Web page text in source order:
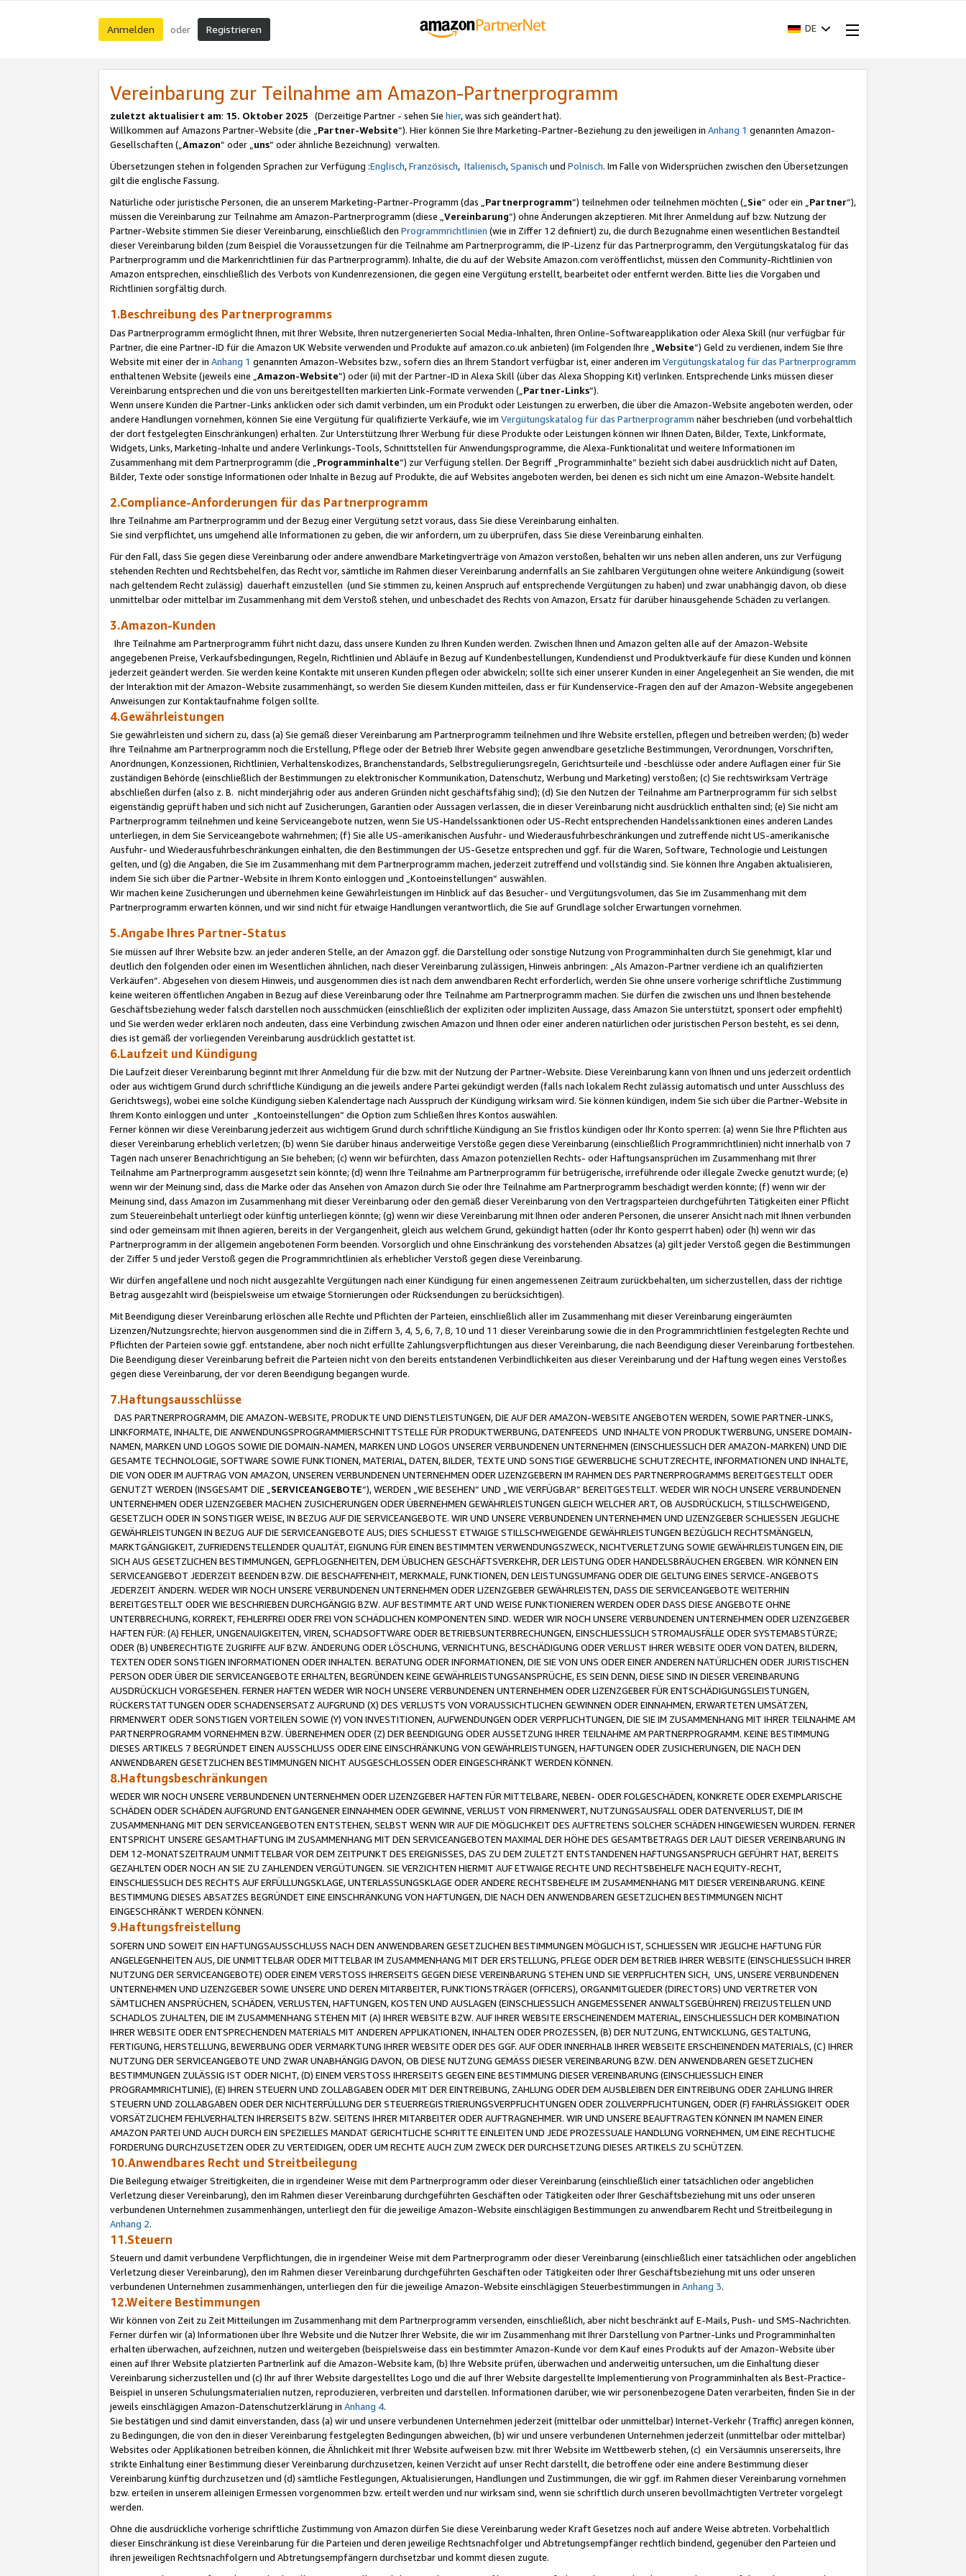
Anmelden oder Registrieren DE
Vereinbarung zur Teilnahme am Amazon-Partnerprogramm
zuletzt aktualisiert am: 15. Oktober 2025 (Derzeitige Partner - sehen Sie hier, was sich geändert hat).
Willkommen auf Amazons Partner-Website (die „Partner-Website“). Hier können Sie Ihre Marketing-Partner-Beziehung zu den jeweiligen in Anhang 1 genannten Amazon-
Gesellschaften („Amazon“ oder „uns“ oder ähnliche Bezeichnung) verwalten.
Übersetzungen stehen in folgenden Sprachen zur Verfügung :Englisch,Französisch, Italienisch,Spanisch und Polnisch. Im Falle von Widersprüchen zwischen den Übersetzungen
gilt die englische Fassung.
Natürliche oder juristische Personen, die an unserem Marketing-Partner-Programm (das „Partnerprogramm“) teilnehmen oder teilnehmen möchten („Sie“ oder ein „Partner“),
müssen die Vereinbarung zur Teilnahme am Amazon-Partnerprogramm (diese „Vereinbarung“) ohne Änderungen akzeptieren. Mit Ihrer Anmeldung auf bzw. Nutzung der
Partner-Website stimmen Sie dieser Vereinbarung, einschließlich den Programmrichtlinien (wie in Ziffer 12 definiert) zu, die durch Bezugnahme einen wesentlichen Bestandteil
dieser Vereinbarung bilden (zum Beispiel die Voraussetzungen für die Teilnahme am Partnerprogramm, die IP-Lizenz für das Partnerprogramm, den Vergütungskatalog für das
Partnerprogramm und die Markenrichtlinien für das Partnerprogramm). Inhalte, die du auf der Website Amazon.com veröffentlichst, müssen den Community-Richtlinien von
Amazon entsprechen, einschließlich des Verbots von Kundenrezensionen, die gegen eine Vergütung erstellt, bearbeitet oder entfernt werden. Bitte lies die Vorgaben und
Richtlinien sorgfältig durch.
1.Beschreibung des Partnerprogramms
Das Partnerprogramm ermöglicht Ihnen, mit Ihrer Website, Ihren nutzergenerierten Social Media-Inhalten, Ihren Online-Softwareapplikation oder Alexa Skill (nur verfügbar für
Partner, die eine Partner-ID für die Amazon UK Website verwenden und Produkte auf amazon.co.uk anbieten) (im Folgenden Ihre „ Website“) Geld zu verdienen, indem Sie Ihre
Website mit einer der in Anhang 1 genannten Amazon-Websites bzw., sofern dies an Ihrem Standort verfügbar ist, einer anderen im Vergütungskatalog für das Partnerprogramm
enthaltenen Website (jeweils eine „ Amazon-Website“) oder (ii) mit der Partner-ID in Alexa Skill (über das Alexa Shopping Kit) verlinken. Entsprechende Links müssen dieser
Vereinbarung entsprechen und die von uns bereitgestellten markierten Link-Formate verwenden („ Partner-Links“).
Wenn unsere Kunden die Partner-Links anklicken oder sich damit verbinden, um ein Produkt oder Leistungen zu erwerben, die über die Amazon-Website angeboten werden, oder
andere Handlungen vornehmen, können Sie eine Vergütung für qualifizierte Verkäufe, wie im Vergütungskatalog für das Partnerprogramm näher beschrieben (und vorbehaltlich
der dort festgelegten Einschränkungen) erhalten. Zur Unterstützung Ihrer Werbung für diese Produkte oder Leistungen können wir Ihnen Daten, Bilder, Texte, Linkformate,
Widgets, Links, Marketing-Inhalte und andere Verlinkungs-Tools, Schnittstellen für Anwendungsprogramme, die Alexa-Funktionalität und weitere Informationen im
Zusammenhang mit dem Partnerprogramm (die „ Programminhalte“) zur Verfügung stellen. Der Begriff „Programminhalte“ bezieht sich dabei ausdrücklich nicht auf Daten,
Bilder, Texte oder sonstige Informationen oder Inhalte in Bezug auf Produkte, die auf Websites angeboten werden, bei denen es sich nicht um eine Amazon-Website handelt.
2.Compliance-Anforderungen für das Partnerprogramm
Ihre Teilnahme am Partnerprogramm und der Bezug einer Vergütung setzt voraus, dass Sie diese Vereinbarung einhalten.
Sie sind verpflichtet, uns umgehend alle Informationen zu geben, die wir anfordern, um zu überprüfen, dass Sie diese Vereinbarung einhalten.
Für den Fall, dass Sie gegen diese Vereinbarung oder andere anwendbare Marketingverträge von Amazon verstoßen, behalten wir uns neben allen anderen, uns zur Verfügung
stehenden Rechten und Rechtsbehelfen, das Recht vor, sämtliche im Rahmen dieser Vereinbarung andernfalls an Sie zahlbaren Vergütungen ohne weitere Ankündigung (soweit
nach geltendem Recht zulässig) dauerhaft einzustellen (und Sie stimmen zu, keinen Anspruch auf entsprechende Vergütungen zu haben) und zwar unabhängig davon, ob diese
unmittelbar oder mittelbar im Zusammenhang mit dem Verstoß stehen, und unbeschadet des Rechts von Amazon, Ersatz für darüber hinausgehende Schäden zu verlangen.
3.Amazon-Kunden
Ihre Teilnahme am Partnerprogramm führt nicht dazu, dass unsere Kunden zu Ihren Kunden werden. Zwischen Ihnen und Amazon gelten alle auf der Amazon-Website
angegebenen Preise, Verkaufsbedingungen, Regeln, Richtlinien und Abläufe in Bezug auf Kundenbestellungen, Kundendienst und Produktverkäufe für diese Kunden und können
jederzeit geändert werden. Sie werden keine Kontakte mit unseren Kunden pflegen oder abwickeln; sollte sich einer unserer Kunden in einer Angelegenheit an Sie wenden, die mit
der Interaktion mit der Amazon-Website zusammenhängt, so werden Sie diesem Kunden mitteilen, dass er für Kundenservice-Fragen den auf der Amazon-Website angegebenen
Anweisungen zur Kontaktaufnahme folgen sollte.
4.Gewährleistungen
Sie gewährleisten und sichern zu, dass (a) Sie gemäß dieser Vereinbarung am Partnerprogramm teilnehmen und Ihre Website erstellen, pflegen und betreiben werden; (b) weder
Ihre Teilnahme am Partnerprogramm noch die Erstellung, Pflege oder der Betrieb Ihrer Website gegen anwendbare gesetzliche Bestimmungen, Verordnungen, Vorschriften,
Anordnungen, Konzessionen, Richtlinien, Verhaltenskodizes, Branchenstandards, Selbstregulierungsregeln, Gerichtsurteile und -beschlüsse oder andere Auflagen einer für Sie
zuständigen Behörde (einschließlich der Bestimmungen zu elektronischer Kommunikation, Datenschutz, Werbung und Marketing) verstoßen; (c) Sie rechtswirksam Verträge
abschließen dürfen (also z. B. nicht minderjährig oder aus anderen Gründen nicht geschäftsfähig sind); (d) Sie den Nutzen der Teilnahme am Partnerprogramm für sich selbst
eigenständig geprüft haben und sich nicht auf Zusicherungen, Garantien oder Aussagen verlassen, die in dieser Vereinbarung nicht ausdrücklich enthalten sind; (e) Sie nicht am
Partnerprogramm teilnehmen und keine Serviceangebote nutzen, wenn Sie US-Handelssanktionen oder US-Recht entsprechenden Handelssanktionen eines anderen Landes
unterliegen, in dem Sie Serviceangebote wahrnehmen; (f) Sie alle US-amerikanischen Ausfuhr- und Wiederausfuhrbeschränkungen und zutreffende nicht US-amerikanische
Ausfuhr- und Wiederausfuhrbeschränkungen einhalten, die den Bestimmungen der US-Gesetze entsprechen und ggf. für die Waren, Software, Technologie und Leistungen
gelten, und (g) die Angaben, die Sie im Zusammenhang mit dem Partnerprogramm machen, jederzeit zutreffend und vollständig sind. Sie können Ihre Angaben aktualisieren,
indem Sie sich über die Partner-Website in Ihrem Konto einloggen und „Kontoeinstellungen“ auswählen.
Wir machen keine Zusicherungen und übernehmen keine Gewährleistungen im Hinblick auf das Besucher- und Vergütungsvolumen, das Sie im Zusammenhang mit dem
Partnerprogramm erwarten können, und wir sind nicht für etwaige Handlungen verantwortlich, die Sie auf Grundlage solcher Erwartungen vornehmen.
5.Angabe Ihres Partner-Status
Sie müssen auf Ihrer Website bzw. an jeder anderen Stelle, an der Amazon ggf. die Darstellung oder sonstige Nutzung von Programminhalten durch Sie genehmigt, klar und
deutlich den folgenden oder einen im Wesentlichen ähnlichen, nach dieser Vereinbarung zulässigen, Hinweis anbringen: „Als Amazon-Partner verdiene ich an qualifizierten
Verkäufen“. Abgesehen von diesem Hinweis, und ausgenommen dies ist nach dem anwendbaren Recht erforderlich, werden Sie ohne unsere vorherige schriftliche Zustimmung
keine weiteren öffentlichen Angaben in Bezug auf diese Vereinbarung oder Ihre Teilnahme am Partnerprogramm machen. Sie dürfen die zwischen uns und Ihnen bestehende
Geschäftsbeziehung weder falsch darstellen noch ausschmücken (einschließlich der expliziten oder impliziten Aussage, dass Amazon Sie unterstützt, sponsert oder empfiehlt)
und Sie werden weder erklären noch andeuten, dass eine Verbindung zwischen Amazon und Ihnen oder einer anderen natürlichen oder juristischen Person besteht, es sei denn,
dies ist gemäß der vorliegenden Vereinbarung ausdrücklich gestattet ist.
6.Laufzeit und Kündigung
Die Laufzeit dieser Vereinbarung beginnt mit Ihrer Anmeldung für die bzw. mit der Nutzung der Partner-Website. Diese Vereinbarung kann von Ihnen und uns jederzeit ordentlich
oder aus wichtigem Grund durch schriftliche Kündigung an die jeweils andere Partei gekündigt werden (falls nach lokalem Recht zulässig automatisch und unter Ausschluss des
Gerichtswegs), wobei eine solche Kündigung sieben Kalendertage nach Ausspruch der Kündigung wirksam wird. Sie können kündigen, indem Sie sich über die Partner-Website in
Ihrem Konto einloggen und unter „Kontoeinstellungen“ die Option zum Schließen Ihres Kontos auswählen.
Ferner können wir diese Vereinbarung jederzeit aus wichtigem Grund durch schriftliche Kündigung an Sie fristlos kündigen oder Ihr Konto sperren: (a) wenn Sie Ihre Pflichten aus
dieser Vereinbarung erheblich verletzen; (b) wenn Sie darüber hinaus anderweitige Verstöße gegen diese Vereinbarung (einschließlich Programmrichtlinien) nicht innerhalb von 7
Tagen nach unserer Benachrichtigung an Sie beheben; (c) wenn wir befürchten, dass Amazon potenziellen Rechts- oder Haftungsansprüchen im Zusammenhang mit Ihrer
Teilnahme am Partnerprogramm ausgesetzt sein könnte; (d) wenn Ihre Teilnahme am Partnerprogramm für betrügerische, irreführende oder illegale Zwecke genutzt wurde; (e)
wenn wir der Meinung sind, dass die Marke oder das Ansehen von Amazon durch Sie oder Ihre Teilnahme am Partnerprogramm beschädigt werden könnte; (f) wenn wir der
Meinung sind, dass Amazon im Zusammenhang mit dieser Vereinbarung oder den gemäß dieser Vereinbarung von den Vertragsparteien durchgeführten Tätigkeiten einer Pflicht
zum Steuereinbehalt unterliegt oder künftig unterliegen könnte; (g) wenn wir diese Vereinbarung mit Ihnen oder anderen Personen, die unserer Ansicht nach mit Ihnen verbunden
sind oder gemeinsam mit Ihnen agieren, bereits in der Vergangenheit, gleich aus welchem Grund, gekündigt hatten (oder Ihr Konto gesperrt haben) oder (h) wenn wir das
Partnerprogramm in der allgemein angebotenen Form beenden. Vorsorglich und ohne Einschränkung des vorstehenden Absatzes (a) gilt jeder Verstoß gegen die Bestimmungen
der Ziffer 5 und jeder Verstoß gegen die Programmrichtlinien als erheblicher Verstoß gegen diese Vereinbarung.
Wir dürfen angefallene und noch nicht ausgezahlte Vergütungen nach einer Kündigung für einen angemessenen Zeitraum zurückbehalten, um sicherzustellen, dass der richtige
Betrag ausgezahlt wird (beispielsweise um etwaige Stornierungen oder Rücksendungen zu berücksichtigen).
Mit Beendigung dieser Vereinbarung erlöschen alle Rechte und Pflichten der Parteien, einschließlich aller im Zusammenhang mit dieser Vereinbarung eingeräumten
Lizenzen/Nutzungsrechte; hiervon ausgenommen sind die in Ziffern 3, 4, 5, 6, 7, 8, 10 und 11 dieser Vereinbarung sowie die in den Programmrichtlinien festgelegten Rechte und
Pflichten der Parteien sowie ggf. entstandene, aber noch nicht erfüllte Zahlungsverpflichtungen aus dieser Vereinbarung, die nach Beendigung dieser Vereinbarung fortbestehen.
Die Beendigung dieser Vereinbarung befreit die Parteien nicht von den bereits entstandenen Verbindlichkeiten aus dieser Vereinbarung und der Haftung wegen eines Verstoßes
gegen diese Vereinbarung, der vor deren Beendigung begangen wurde.
7.Haftungsausschlüsse
DAS PARTNERPROGRAMM, DIE AMAZON-WEBSITE, PRODUKTE UND DIENSTLEISTUNGEN, DIE AUF DER AMAZON-WEBSITE ANGEBOTEN WERDEN, SOWIE PARTNER-LINKS,
LINKFORMATE, INHALTE, DIE ANWENDUNGSPROGRAMMIERSCHNITTSTELLE FÜR PRODUKTWERBUNG, DATENFEEDS UND INHALTE VON PRODUKTWERBUNG, UNSERE DOMAIN-
NAMEN, MARKEN UND LOGOS SOWIE DIE DOMAIN-NAMEN, MARKEN UND LOGOS UNSERER VERBUNDENEN UNTERNEHMEN (EINSCHLIESSLICH DER AMAZON-MARKEN) UND DIE
GESAMTE TECHNOLOGIE, SOFTWARE SOWIE FUNKTIONEN, MATERIAL, DATEN, BILDER, TEXTE UND SONSTIGE GEWERBLICHE SCHUTZRECHTE, INFORMATIONEN UND INHALTE,
DIE VON ODER IM AUFTRAG VON AMAZON, UNSEREN VERBUNDENEN UNTERNEHMEN ODER LIZENZGEBERN IM RAHMEN DES PARTNERPROGRAMMS BEREITGESTELLT ODER
GENUTZT WERDEN (INSGESAMT DIE „ SERVICEANGEBOTE“), WERDEN „WIE BESEHEN“ UND „WIE VERFÜGBAR“ BEREITGESTELLT. WEDER WIR NOCH UNSERE VERBUNDENEN
UNTERNEHMEN ODER LIZENZGEBER MACHEN ZUSICHERUNGEN ODER ÜBERNEHMEN GEWÄHRLEISTUNGEN GLEICH WELCHER ART, OB AUSDRÜCKLICH, STILLSCHWEIGEND,
GESETZLICH ODER IN SONSTIGER WEISE, IN BEZUG AUF DIE SERVICEANGEBOTE. WIR UND UNSERE VERBUNDENEN UNTERNEHMEN UND LIZENZGEBER SCHLIESSEN JEGLICHE
GEWÄHRLEISTUNGEN IN BEZUG AUF DIE SERVICEANGEBOTE AUS; DIES SCHLIESST ETWAIGE STILLSCHWEIGENDE GEWÄHRLEISTUNGEN BEZÜGLICH RECHTSMÄNGELN,
MARKTGÄNGIGKEIT, ZUFRIEDENSTELLENDER QUALITÄT, EIGNUNG FÜR EINEN BESTIMMTEN VERWENDUNGSZWECK, NICHTVERLETZUNG SOWIE GEWÄHRLEISTUNGEN EIN, DIE
SICH AUS GESETZLICHEN BESTIMMUNGEN, GEPFLOGENHEITEN, DEM ÜBLICHEN GESCHÄFTSVERKEHR, DER LEISTUNG ODER HANDELSBRÄUCHEN ERGEBEN. WIR KÖNNEN EIN
SERVICEANGEBOT JEDERZEIT BEENDEN BZW. DIE BESCHAFFENHEIT, MERKMALE, FUNKTIONEN, DEN LEISTUNGSUMFANG ODER DIE GELTUNG EINES SERVICE-ANGEBOTS
JEDERZEIT ÄNDERN. WEDER WIR NOCH UNSERE VERBUNDENEN UNTERNEHMEN ODER LIZENZGEBER GEWÄHRLEISTEN, DASS DIE SERVICEANGEBOTE WEITERHIN
BEREITGESTELLT ODER WIE BESCHRIEBEN DURCHGÄNGIG BZW. AUF BESTIMMTE ART UND WEISE FUNKTIONIEREN WERDEN ODER DASS DIESE ANGEBOTE OHNE
UNTERBRECHUNG, KORREKT, FEHLERFREI ODER FREI VON SCHÄDLICHEN KOMPONENTEN SIND. WEDER WIR NOCH UNSERE VERBUNDENEN UNTERNEHMEN ODER LIZENZGEBER
HAFTEN FÜR: (A) FEHLER, UNGENAUIGKEITEN, VIREN, SCHADSOFTWARE ODER BETRIEBSUNTERBRECHUNGEN, EINSCHLIESSLICH STROMAUSFÄLLE ODER SYSTEMABSTÜRZE;
ODER (B) UNBERECHTIGTE ZUGRIFFE AUF BZW. ÄNDERUNG ODER LÖSCHUNG, VERNICHTUNG, BESCHÄDIGUNG ODER VERLUST IHRER WEBSITE ODER VON DATEN, BILDERN,
TEXTEN ODER SONSTIGEN INFORMATIONEN ODER INHALTEN. BERATUNG ODER INFORMATIONEN, DIE SIE VON UNS ODER EINER ANDEREN NATÜRLICHEN ODER JURISTISCHEN
PERSON ODER ÜBER DIE SERVICEANGEBOTE ERHALTEN, BEGRÜNDEN KEINE GEWÄHRLEISTUNGSANSPRÜCHE, ES SEIN DENN, DIESE SIND IN DIESER VEREINBARUNG
AUSDRÜCKLICH VORGESEHEN. FERNER HAFTEN WEDER WIR NOCH UNSERE VERBUNDENEN UNTERNEHMEN ODER LIZENZGEBER FÜR ENTSCHÄDIGUNGSLEISTUNGEN,
RÜCKERSTATTUNGEN ODER SCHADENSERSATZ AUFGRUND (X) DES VERLUSTS VON VORAUSSICHTLICHEN GEWINNEN ODER EINNAHMEN, ERWARTETEN UMSÄTZEN,
FIRMENWERT ODER SONSTIGEN VORTEILEN SOWIE (Y) VON INVESTITIONEN, AUFWENDUNGEN ODER VERPFLICHTUNGEN, DIE SIE IM ZUSAMMENHANG MIT IHRER TEILNAHME AM
PARTNERPROGRAMM VORNEHMEN BZW. ÜBERNEHMEN ODER (Z) DER BEENDIGUNG ODER AUSSETZUNG IHRER TEILNAHME AM PARTNERPROGRAMM. KEINE BESTIMMUNG
DIESES ARTIKELS 7 BEGRÜNDET EINEN AUSSCHLUSS ODER EINE EINSCHRÄNKUNG VON GEWÄHRLEISTUNGEN, HAFTUNGEN ODER ZUSICHERUNGEN, DIE NACH DEN
ANWENDBAREN GESETZLICHEN BESTIMMUNGEN NICHT AUSGESCHLOSSEN ODER EINGESCHRÄNKT WERDEN KÖNNEN.
8.Haftungsbeschränkungen
WEDER WIR NOCH UNSERE VERBUNDENEN UNTERNEHMEN ODER LIZENZGEBER HAFTEN FÜR MITTELBARE, NEBEN- ODER FOLGESCHÄDEN, KONKRETE ODER EXEMPLARISCHE
SCHÄDEN ODER SCHÄDEN AUFGRUND ENTGANGENER EINNAHMEN ODER GEWINNE, VERLUST VON FIRMENWERT, NUTZUNGSAUSFALL ODER DATENVERLUST, DIE IM
ZUSAMMENHANG MIT DEN SERVICEANGEBOTEN ENTSTEHEN, SELBST WENN WIR AUF DIE MÖGLICHKEIT DES AUFTRETENS SOLCHER SCHÄDEN HINGEWIESEN WURDEN. FERNER
ENTSPRICHT UNSERE GESAMTHAFTUNG IM ZUSAMMENHANG MIT DEN SERVICEANGEBOTEN MAXIMAL DER HÖHE DES GESAMTBETRAGS DER LAUT DIESER VEREINBARUNG IN
DEM 12-MONATSZEITRAUM UNMITTELBAR VOR DEM ZEITPUNKT DES EREIGNISSES, DAS ZU DEM ZULETZT ENTSTANDENEN HAFTUNGSANSPRUCH GEFÜHRT HAT, BEREITS
GEZAHLTEN ODER NOCH AN SIE ZU ZAHLENDEN VERGÜTUNGEN. SIE VERZICHTEN HIERMIT AUF ETWAIGE RECHTE UND RECHTSBEHELFE NACH EQUITY-RECHT,
EINSCHLIESSLICH DES RECHTS AUF ERFÜLLUNGSKLAGE, UNTERLASSUNGSKLAGE ODER ANDERE RECHTSBEHELFE IM ZUSAMMENHANG MIT DIESER VEREINBARUNG. KEINE
BESTIMMUNG DIESES ABSATZES BEGRÜNDET EINE EINSCHRÄNKUNG VON HAFTUNGEN, DIE NACH DEN ANWENDBAREN GESETZLICHEN BESTIMMUNGEN NICHT
EINGESCHRÄNKT WERDEN KÖNNEN.
9.Haftungsfreistellung
SOFERN UND SOWEIT EIN HAFTUNGSAUSSCHLUSS NACH DEN ANWENDBAREN GESETZLICHEN BESTIMMUNGEN MÖGLICH IST, SCHLIESSEN WIR JEGLICHE HAFTUNG FÜR
ANGELEGENHEITEN AUS, DIE UNMITTELBAR ODER MITTELBAR IM ZUSAMMENHANG MIT DER ERSTELLUNG, PFLEGE ODER DEM BETRIEB IHRER WEBSITE (EINSCHLIESSLICH IHRER
NUTZUNG DER SERVICEANGEBOTE) ODER EINEM VERSTOSS IHRERSEITS GEGEN DIESE VEREINBARUNG STEHEN UND SIE VERPFLICHTEN SICH, UNS, UNSERE VERBUNDENEN
UNTERNEHMEN UND LIZENZGEBER SOWIE UNSERE UND DEREN MITARBEITER, FUNKTIONSTRÄGER (OFFICERS), ORGANMITGLIEDER (DIRECTORS) UND VERTRETER VON
SÄMTLICHEN ANSPRÜCHEN, SCHÄDEN, VERLUSTEN, HAFTUNGEN, KOSTEN UND AUSLAGEN (EINSCHLIESSLICH ANGEMESSENER ANWALTSGEBÜHREN) FREIZUSTELLEN UND
SCHADLOS ZUHALTEN, DIE IM ZUSAMMENHANG STEHEN MIT (A) IHRER WEBSITE BZW. AUF IHRER WEBSITE ERSCHEINENDEM MATERIAL, EINSCHLIESSLICH DER KOMBINATION
IHRER WEBSITE ODER ENTSPRECHENDEN MATERIALS MIT ANDEREN APPLIKATIONEN, INHALTEN ODER PROZESSEN, (B) DER NUTZUNG, ENTWICKLUNG, GESTALTUNG,
FERTIGUNG, HERSTELLUNG, BEWERBUNG ODER VERMARKTUNG IHRER WEBSITE ODER DES GGF. AUF ODER INNERHALB IHRER WEBSEITE ERSCHEINENDEN MATERIALS, (C) IHRER
NUTZUNG DER SERVICEANGEBOTE UND ZWAR UNABHÄNGIG DAVON, OB DIESE NUTZUNG GEMÄSS DIESER VEREINBARUNG BZW. DEN ANWENDBAREN GESETZLICHEN
BESTIMMUNGEN ZULÄSSIG IST ODER NICHT, (D) EINEM VERSTOSS IHRERSEITS GEGEN EINE BESTIMMUNG DIESER VEREINBARUNG (EINSCHLIESSLICH EINER
PROGRAMMRICHTLINIE), (E) IHREN STEUERN UND ZOLLABGABEN ODER MIT DER EINTREIBUNG, ZAHLUNG ODER DEM AUSBLEIBEN DER EINTREIBUNG ODER ZAHLUNG IHRER
STEUERN UND ZOLLABGABEN ODER DER NICHTERFÜLLUNG DER STEUERREGISTRIERUNGSVERPFLICHTUNGEN ODER ZOLLVERPFLICHTUNGEN, ODER (F) FAHRLÄSSIGKEIT ODER
VORSÄTZLICHEM FEHLVERHALTEN IHRERSEITS BZW. SEITENS IHRER MITARBEITER ODER AUFTRAGNEHMER. WIR UND UNSERE BEAUFTRAGTEN KÖNNEN IM NAMEN EINER
AMAZON PARTEI UND AUCH DURCH EIN SPEZIELLES MANDAT GERICHTLICHE SCHRITTE EINLEITEN UND JEDE PROZESSUALE HANDLUNG VORNEHMEN, UM EINE RECHTLICHE
FORDERUNG DURCHZUSETZEN ODER ZU VERTEIDIGEN, ODER UM RECHTE AUCH ZUM ZWECK DER DURCHSETZUNG DIESES ARTIKELS ZU SCHÜTZEN.
10.Anwendbares Recht und Streitbeilegung
Die Beilegung etwaiger Streitigkeiten, die in irgendeiner Weise mit dem Partnerprogramm oder dieser Vereinbarung (einschließlich einer tatsächlichen oder angeblichen
Verletzung dieser Vereinbarung), den im Rahmen dieser Vereinbarung durchgeführten Geschäften oder Tätigkeiten oder Ihrer Geschäftsbeziehung mit uns oder unseren
verbundenen Unternehmen zusammenhängen, unterliegt den für die jeweilige Amazon-Website einschlägigen Bestimmungen zu anwendbarem Recht und Streitbeilegung in
Anhang 2.
11.Steuern
Steuern und damit verbundene Verpflichtungen, die in irgendeiner Weise mit dem Partnerprogramm oder dieser Vereinbarung (einschließlich einer tatsächlichen oder angeblichen
Verletzung dieser Vereinbarung), den im Rahmen dieser Vereinbarung durchgeführten Geschäften oder Tätigkeiten oder Ihrer Geschäftsbeziehung mit uns oder unseren
verbundenen Unternehmen zusammenhängen, unterliegen den für die jeweilige Amazon-Website einschlägigen Steuerbestimmungen in Anhang 3.
12.Weitere Bestimmungen
Wir können von Zeit zu Zeit Mitteilungen im Zusammenhang mit dem Partnerprogramm versenden, einschließlich, aber nicht beschränkt auf E-Mails, Push- und SMS-Nachrichten.
Ferner dürfen wir (a) Informationen über Ihre Website und die Nutzer Ihrer Website, die wir im Zusammenhang mit Ihrer Darstellung von Partner-Links und Programminhalten
erhalten überwachen, aufzeichnen, nutzen und weitergeben (beispielsweise dass ein bestimmter Amazon-Kunde vor dem Kauf eines Produkts auf der Amazon-Website über
einen auf Ihrer Website platzierten Partnerlink auf die Amazon-Website kam, (b) Ihre Website prüfen, überwachen und anderweitig untersuchen, um die Einhaltung dieser
Vereinbarung sicherzustellen und (c) Ihr auf Ihrer Website dargestelltes Logo und die auf Ihrer Website dargestellte Implementierung von Programminhalten als Best-Practice-
Beispiel in unseren Schulungsmaterialien nutzen, reproduzieren, verbreiten und darstellen. Informationen darüber, wie wir personenbezogene Daten verarbeiten, finden Sie in der
jeweils einschlägigen Amazon-Datenschutzerklärung in Anhang 4.
Sie bestätigen und sind damit einverstanden, dass (a) wir und unsere verbundenen Unternehmen jederzeit (mittelbar oder unmittelbar) Internet-Verkehr (Traffic) anregen können,
zu Bedingungen, die von den in dieser Vereinbarung festgelegten Bedingungen abweichen, (b) wir und unsere verbundenen Unternehmen jederzeit (unmittelbar oder mittelbar)
Websites oder Applikationen betreiben können, die Ähnlichkeit mit Ihrer Website aufweisen bzw. mit Ihrer Website im Wettbewerb stehen, (c) ein Versäumnis unsererseits, Ihre
strikte Einhaltung einer Bestimmung dieser Vereinbarung durchzusetzen, keinen Verzicht auf unser Recht darstellt, die betroffene oder eine andere Bestimmung dieser
Vereinbarung künftig durchzusetzen und (d) sämtliche Festlegungen, Aktualisierungen, Handlungen und Zustimmungen, die wir ggf. im Rahmen dieser Vereinbarung vornehmen
bzw. erteilen in unserem alleinigen Ermessen vorgenommen bzw. erteilt werden und nur wirksam sind, wenn sie schriftlich durch unseren bevollmächtigten Vertreter vorgelegt
werden.
Ohne die ausdrückliche vorherige schriftliche Zustimmung von Amazon dürfen Sie diese Vereinbarung weder Kraft Gesetzes noch auf andere Weise abtreten. Vorbehaltlich
dieser Einschränkung ist diese Vereinbarung für die Parteien und deren jeweilige Rechtsnachfolger und Abtretungsempfänger rechtlich bindend, gegenüber den Parteien und
ihren jeweiligen Rechtsnachfolgern und Abtretungsempfängern durchsetzbar und kommt diesen zugute.